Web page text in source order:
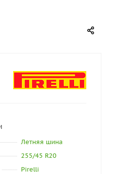
Летняя шина
255/45 R20
Pirelli